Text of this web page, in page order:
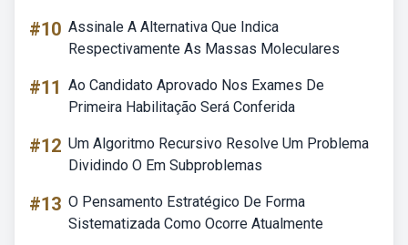
#10 Assinale A Alternativa Que Indica
Respectivamente As Massas Moleculares
#11 Ao Candidato Aprovado Nos Exames De
Primeira Habilitação Será Conferida
#12 Um Algoritmo Recursivo Resolve Um Problema
Dividindo O Em Subproblemas
#13 O Pensamento Estratégico De Forma
Sistematizada Como Ocorre Atualmente